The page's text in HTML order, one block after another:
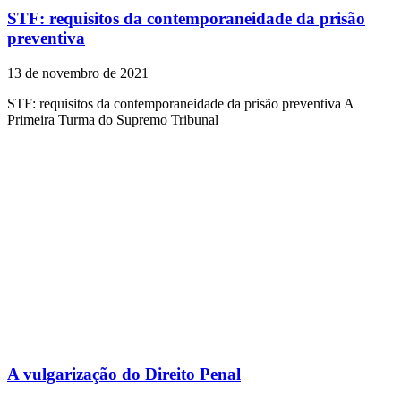
STF: requisitos da contemporaneidade da prisão
preventiva
13 de novembro de 2021
STF: requisitos da contemporaneidade da prisão preventiva A
Primeira Turma do Supremo Tribunal
A vulgarização do Direito Penal